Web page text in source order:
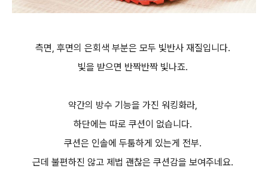
측면, 후면의 은회색 부분은 모두 빛반사 재질입니다.
빛을 받으면 반짝반짝 빛나죠.
약간의 방수 기능을 가진 워킹화라,
하단에는 따로 쿠션이 없습니다.
쿠션은 인솔에 두툼하게 있는게 전부.
근데 불편하진 않고 제법 괜찮은 쿠션감을 보여주네요.